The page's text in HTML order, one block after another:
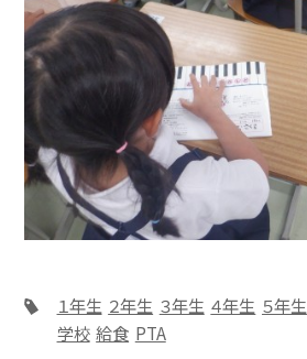
１年生 ２年生 ３年生 ４年生 ５年生
学校 給食 PTA